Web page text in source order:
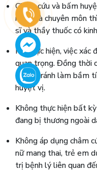
Châm cứu và bấm
năng và chuyên môn
sĩ và thầy thuốc có
Khi thực hiện, việc xác
quan trọng. Đồng thời
mạnh tránh làm bầm
huyệt vị.
Không thực hiện bất
đang bị thương ngoài
Không áp dụng châm
nữ mang thai, trẻ em
trị bệnh lý liên quan